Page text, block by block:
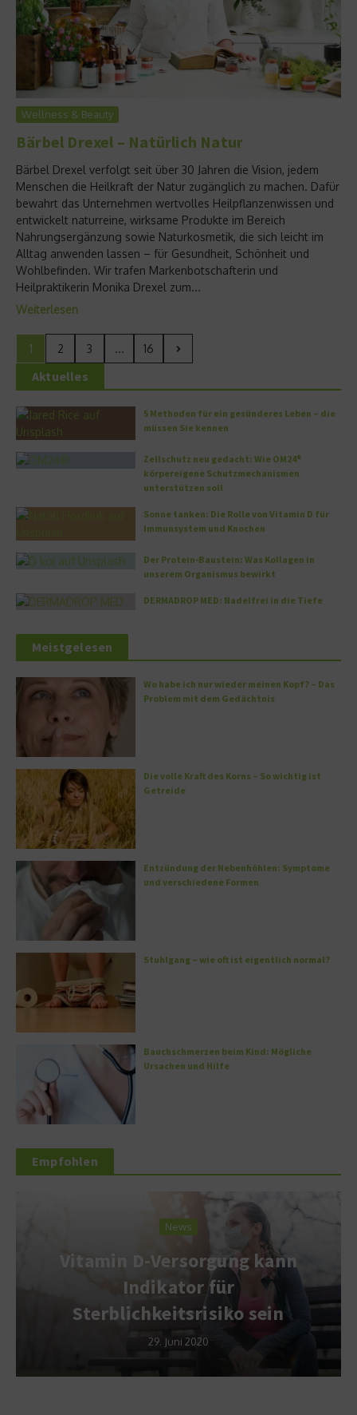
Wellness & Beauty
Bärbel Drexel – Natürlich Natur
Bärbel Drexel verfolgt seit über 30 Jahren die Vision, jedem
Menschen die Heilkraft der Natur zugänglich zu machen. Dafür
bewahrt das Unternehmen wertvolles Heilpflanzenwissen und
entwickelt naturreine, wirksame Produkte im Bereich
Nahrungsergänzung sowie Naturkosmetik, die sich leicht im
Alltag anwenden lassen – für Gesundheit, Schönheit und
Wohlbefinden. Wir trafen Markenbotschafterin und
Heilpraktikerin Monika Drexel zum...
Weiterlesen
1 2 3 ... 16
Aktuelles
5 Methoden für ein gesünderes Leben – die
müssen Sie kennen
Zellschutz neu gedacht: Wie OM24®
körpereigene Schutzmechanismen
unterstützen soll
Sonne tanken: Die Rolle von Vitamin D für
Immunsystem und Knochen
Der Protein-Baustein: Was Kollagen in
unserem Organismus bewirkt
DERMADROP MED: Nadelfrei in die Tiefe
Meistgelesen
Wo habe ich nur wieder meinen Kopf? – Das
Problem mit dem Gedächtnis
Die volle Kraft des Korns – So wichtig ist
Getreide
Entzündung der Nebenhöhlen: Symptome
und verschiedene Formen
Stuhlgang – wie oft ist eigentlich normal?
Bauchschmerzen beim Kind: Mögliche
Ursachen und Hilfe
Empfohlen
News
Vitamin D-Versorgung kann
Indikator für
Sterblichkeitsrisiko sein
29. Juni 2020